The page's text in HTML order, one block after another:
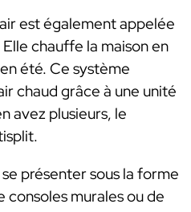
est également appelée
chauffe la maison en
été. Ce système
chaud grâce à une unité
avez plusieurs, le
présenter sous la forme
consoles murales ou de